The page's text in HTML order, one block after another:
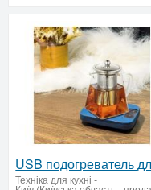
Техніка для кухні -